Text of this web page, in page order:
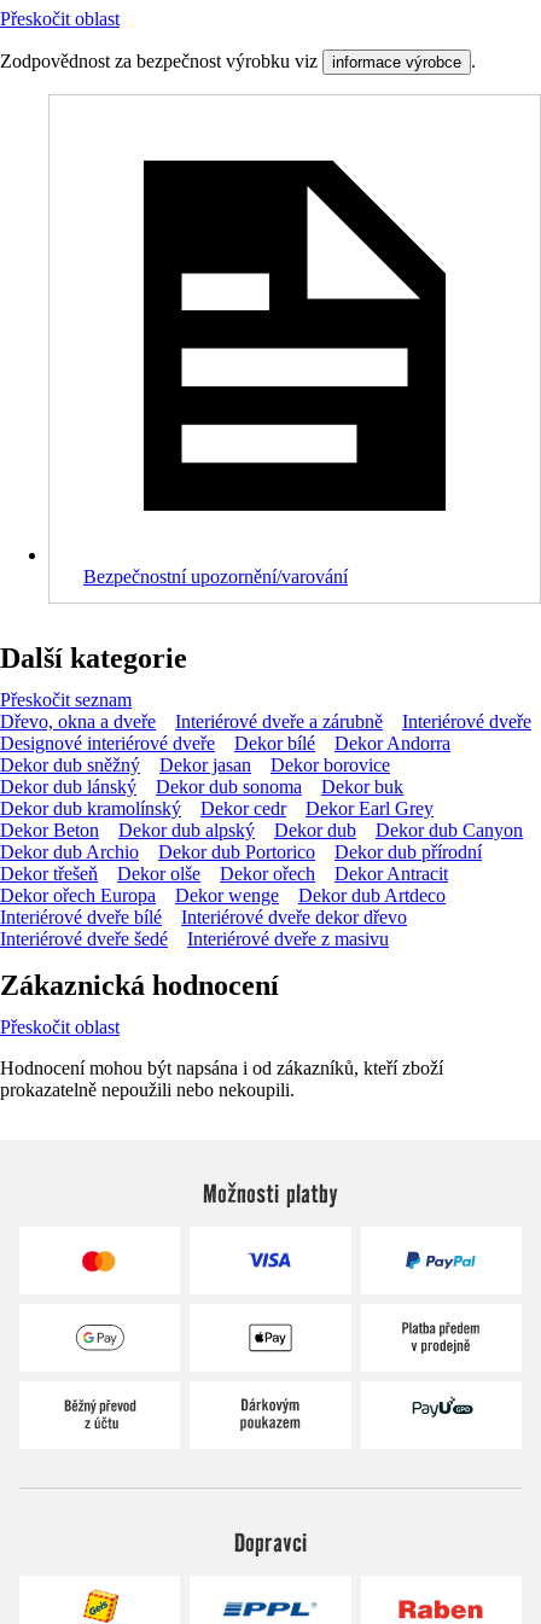
Přeskočit oblast
Zodpovědnost za bezpečnost výrobku viz informace výrobce .
Bezpečnostní upozornění/varování
Další kategorie
Přeskočit seznam
Dřevo, okna a dveře
Interiérové dveře a zárubně
Interiérové dveře
Designové interiérové dveře
Dekor bílé
Dekor Andorra
Dekor dub sněžný
Dekor jasan
Dekor borovice
Dekor dub lánský
Dekor dub sonoma
Dekor buk
Dekor dub kramolínský
Dekor cedr
Dekor Earl Grey
Dekor Beton
Dekor dub alpský Dekor dub
Dekor dub Canyon
Dekor dub Archio
Dekor dub Portorico
Dekor dub přírodní
Dekor třešeň
Dekor olše Dekor ořech
Dekor Antracit
Dekor ořech Europa
Dekor wenge
Dekor dub Artdeco
Interiérové dveře bílé
Interiérové dveře dekor dřevo
Interiérové dveře šedé
Interiérové dveře z masivu
Zákaznická hodnocení
Přeskočit oblast
Hodnocení mohou být napsána i od zákazníků, kteří zboží
prokazatelně nepoužili nebo nekoupili.
Možnosti platby
Dopravci